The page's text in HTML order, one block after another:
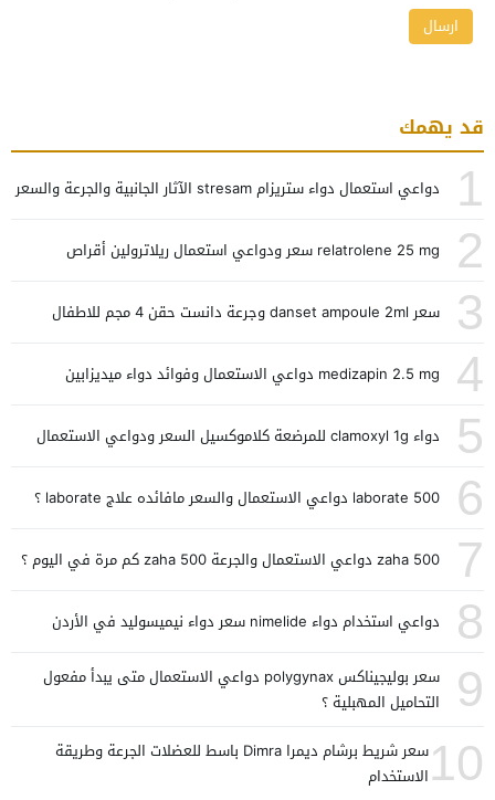
قد يهمك
1 دواعي استعمال دواء ستريزام stresam الآثار الجانبية والجرعة والسعر
2 relatrolene 25 mg سعر ودواعي استعمال ريلاترولين أقراص
3 سعر danset ampoule 2ml وجرعة دانست حقن 4 مجم للاطفال
4 medizapin 2.5 mg دواعي الاستعمال وفوائد دواء ميديزابين
5 دواء clamoxyl 1g للمرضعة كلاموكسيل السعر ودواعي الاستعمال
6 laborate 500 دواعي الاستعمال والسعر مافائده علاج laborate ؟
7 zaha 500 دواعي الاستعمال والجرعة zaha 500 كم مرة في اليوم ؟
8 دواعي استخدام دواء nimelide سعر دواء نيميسوليد في الأردن
9
سعر بوليجيناكس polygynax دواعي الاستعمال متى يبدأ مفعول
التحاميل المهبلية ؟
10
سعر شريط برشام ديمرا Dimra باسط للعضلات الجرعة وطريقة
الاستخدام